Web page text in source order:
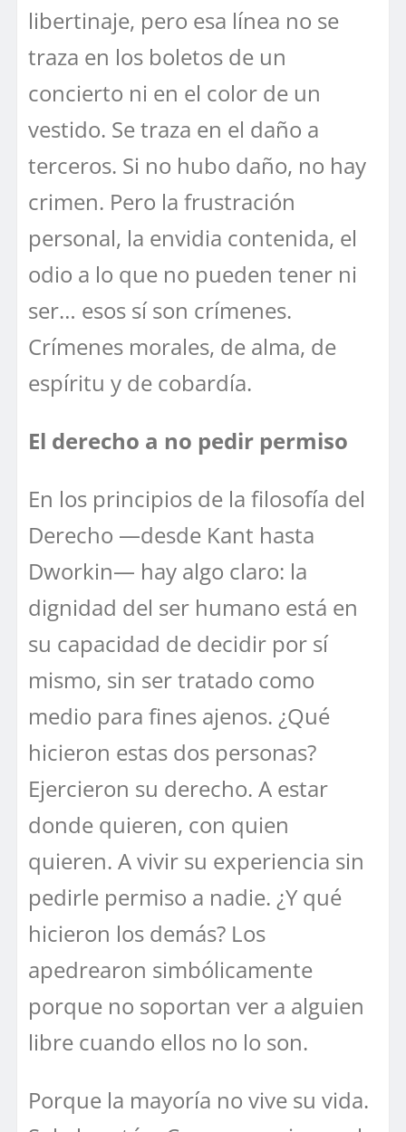
libertinaje, pero esa línea no se
traza en los boletos de un
concierto ni en el color de un
vestido. Se traza en el daño a
terceros. Si no hubo daño, no hay
crimen. Pero la frustración
personal, la envidia contenida, el
odio a lo que no pueden tener ni
ser… esos sí son crímenes.
Crímenes morales, de alma, de
espíritu y de cobardía.
El derecho a no pedir permiso
En los principios de la filosofía del
Derecho —desde Kant hasta
Dworkin— hay algo claro: la
dignidad del ser humano está en
su capacidad de decidir por sí
mismo, sin ser tratado como
medio para fines ajenos. ¿Qué
hicieron estas dos personas?
Ejercieron su derecho. A estar
donde quieren, con quien
quieren. A vivir su experiencia sin
pedirle permiso a nadie. ¿Y qué
hicieron los demás? Los
apedrearon simbólicamente
porque no soportan ver a alguien
libre cuando ellos no lo son.
Porque la mayoría no vive su vida.